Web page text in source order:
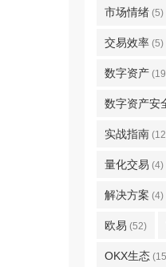
市场情绪 (5)
交易效率 (5)
数字资产
数字资产安
实战指南
量化交易 (4)
解决方案 (4)
欧易 (52)
OKX生态